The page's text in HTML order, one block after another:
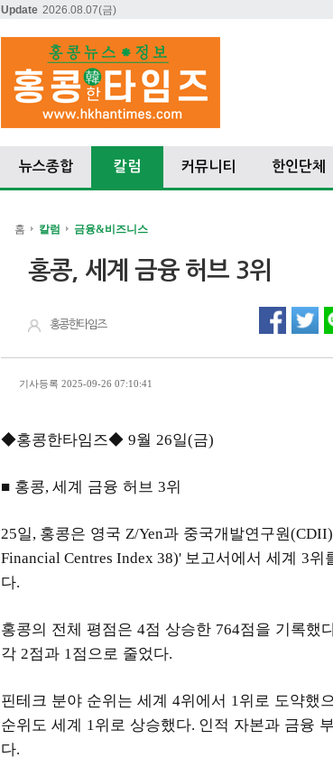
Update 2026.08.07(금)
뉴스종합 칼럼 커뮤니티 한인단체
홈 칼럼 금융&비즈니스
홍콩, 세계 금융 허브 3위
홍콩한타임즈
기사등록 2025-09-26 07:10:41
◆홍콩한타임즈◆ 9월 26일(금)
■ 홍콩, 세계 금융 허브 3위
25일, 홍콩은 영국 Z/Yen과 중국개발연구원(CDII)
Financial Centres Index 38)' 보고서에서 세계 3위
다.
홍콩의 전체 평점은 4점 상승한 764점을 기록했
각 2점과 1점으로 줄었다.
핀테크 분야 순위는 세계 4위에서 1위로 도약했
순위도 세계 1위로 상승했다. 인적 자본과 금융
다.